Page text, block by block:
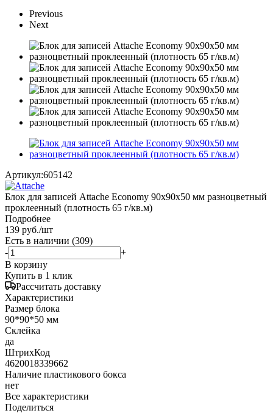
Previous
Next
Артикул:605142
Блок для записей Attache Economy 90x90x50 мм разноцветный
проклеенный (плотность 65 г/кв.м)
Подробнее
139 руб./шт
Есть в наличии (309)
-
+
В корзину
Купить в 1 клик
Рассчитать доставку
Характеристики
Размер блока
90*90*50 мм
Склейка
да
ШтрихКод
4620018339662
Наличие пластикового бокса
нет
Все характеристики
Поделиться